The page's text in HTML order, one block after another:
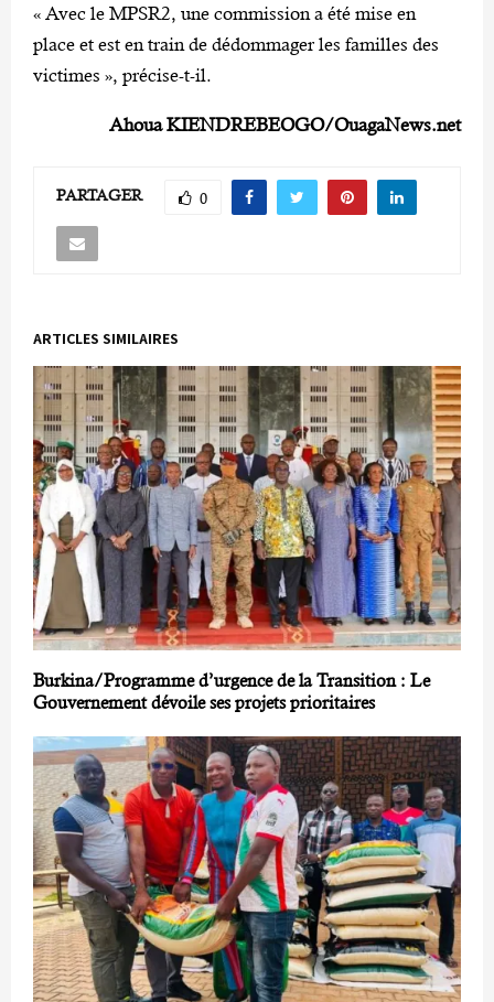
« Avec le MPSR2, une commission a été mise en
place et est en train de dédommager les familles des
victimes », précise-t-il.
Ahoua KIENDREBEOGO/OuagaNews.net
PARTAGER 0
ARTICLES SIMILAIRES
Burkina/Programme d’urgence de la Transition : Le
Gouvernement dévoile ses projets prioritaires